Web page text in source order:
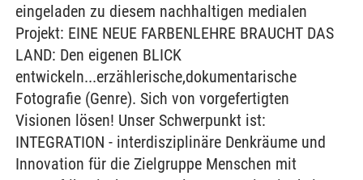
eingeladen zu diesem nachhaltigen medialen
Projekt: EINE NEUE FARBENLEHRE BRAUCHT DAS
LAND: Den eigenen BLICK
entwickeln...erzählerische,dokumentarische
Fotografie (Genre). Sich von vorgefertigten
Visionen lösen! Unser Schwerpunkt ist:
INTEGRATION - interdisziplinäre Denkräume und
Innovation für die Zielgruppe Menschen mit